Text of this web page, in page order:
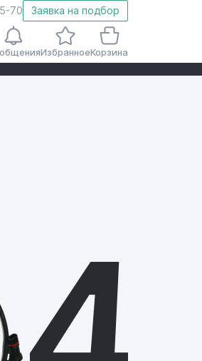
70 Заявка на подбор
ИзбранноеКорзина